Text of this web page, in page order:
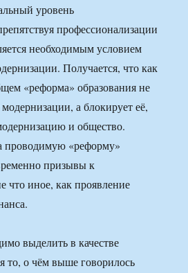
уровень
профессионализации
необходимым условием
Получается, что как
«реформа» образования не
а блокирует её,
и общество.
проводимую «реформу»
призывы к
что иное, как проявление
выделить в качестве
то, о чём выше говорилось